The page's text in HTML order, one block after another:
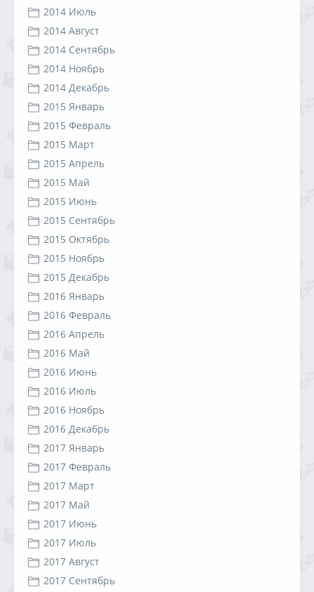
2014 Июль
2014 Август
2014 Сентябрь
2014 Ноябрь
2014 Декабрь
2015 Январь
2015 Февраль
2015 Март
2015 Апрель
2015 Май
2015 Июнь
2015 Сентябрь
2015 Октябрь
2015 Ноябрь
2015 Декабрь
2016 Январь
2016 Февраль
2016 Апрель
2016 Май
2016 Июнь
2016 Июль
2016 Ноябрь
2016 Декабрь
2017 Январь
2017 Февраль
2017 Март
2017 Май
2017 Июнь
2017 Июль
2017 Август
2017 Сентябрь